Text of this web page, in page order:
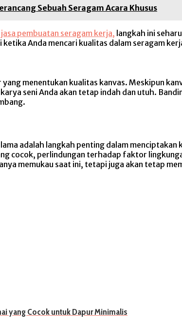
Sebuah Seragam Acara Khusus
jasa pembuatan seragam kerja, langkah ini
Anda mencari kualitas dalam seragam
menentukan kualitas kanvas. Meskipun
seni Anda akan tetap indah dan utuh.
adalah langkah penting dalam
cocok, perlindungan terhadap faktor
memukau saat ini, tetapi juga akan tetap
yang Cocok untuk Dapur Minimalis